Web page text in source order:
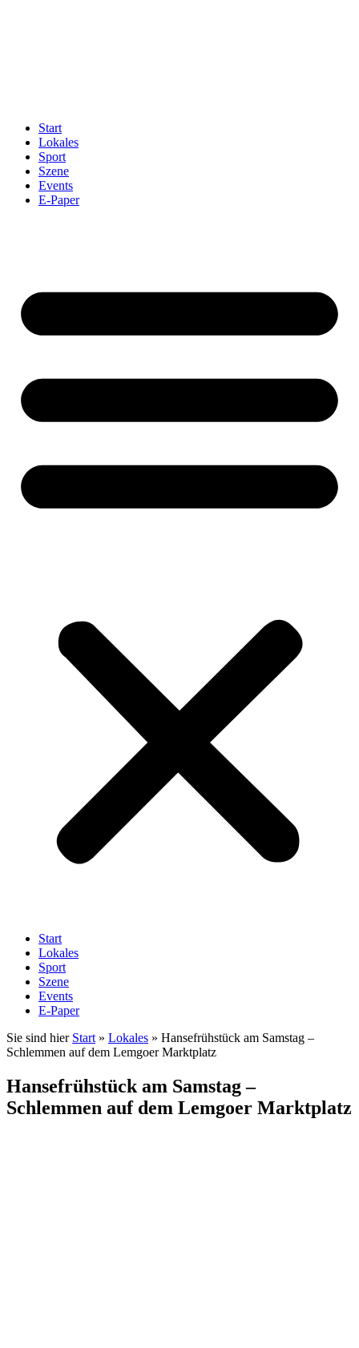
Start
Lokales
Sport
Szene
Events
E-Paper
Start
Lokales
Sport
Szene
Events
E-Paper
Sie sind hier Start » Lokales » Hansefrühstück am Samstag –
Schlemmen auf dem Lemgoer Marktplatz
Hansefrühstück am Samstag –
Schlemmen auf dem Lemgoer Marktplatz